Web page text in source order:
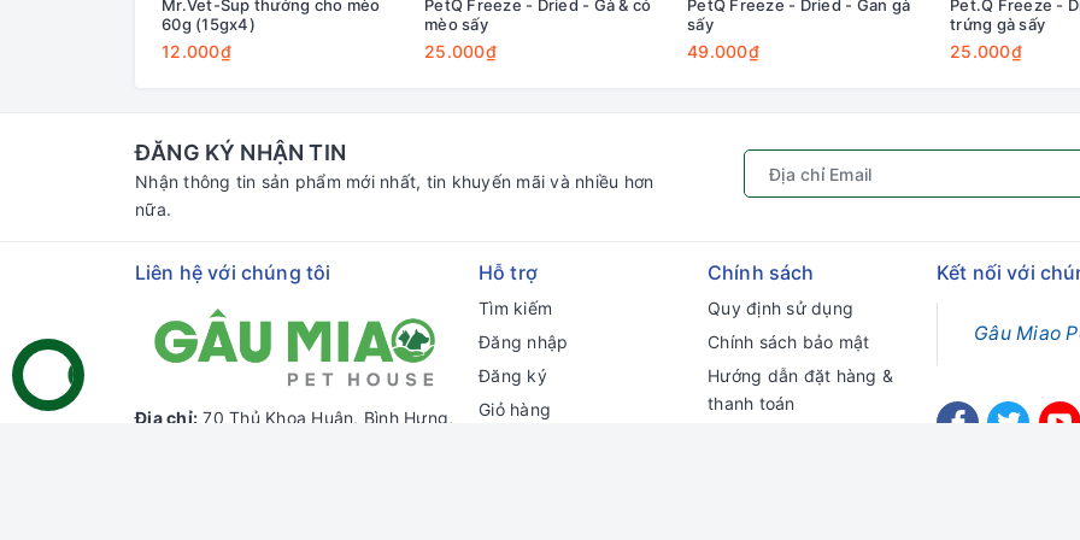
Mr.Vet-Sup thưởng cho mèo
60g (15gx4)
12.000₫
PetQ Freeze - Dried - Gà & cỏ
mèo sấy
25.000₫
PetQ Freeze - Dried - Gan gà
sấy
49.000₫
Pet.Q Freeze -
trứng gà sấy
25.000₫
ĐĂNG KÝ NHẬN TIN
Nhận thông tin sản phẩm mới nhất, tin khuyến mãi và nhiều hơn
nữa.
Liên hệ với chúng tôi
Địa chỉ: 70 Thủ Khoa Huân, Bình Hưng,
Hỗ trợ
Tìm kiếm
Đăng nhập
Đăng ký
Giỏ hàng
Chính sách
Quy định sử dụng
Chính sách bảo mật
Hướng dẫn đặt hàng &
thanh toán
Kết nối với
Gâu Miao